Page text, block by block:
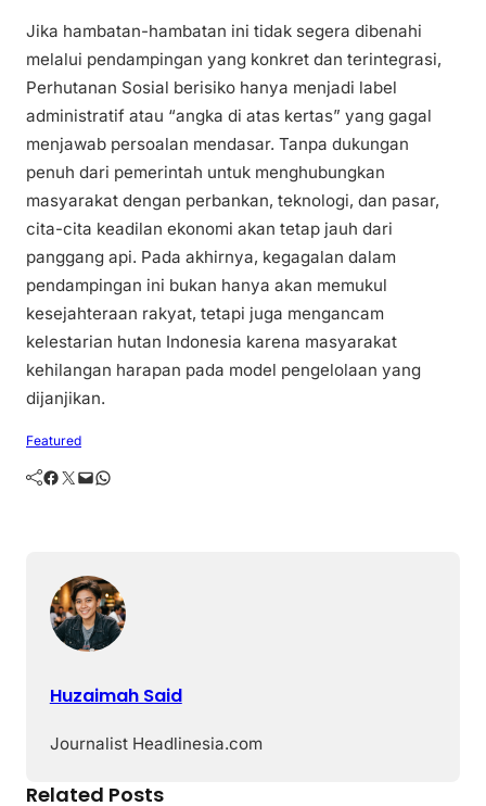
Jika hambatan-hambatan ini tidak segera dibenahi
melalui pendampingan yang konkret dan terintegrasi,
Perhutanan Sosial berisiko hanya menjadi label
administratif atau “angka di atas kertas” yang gagal
menjawab persoalan mendasar. Tanpa dukungan
penuh dari pemerintah untuk menghubungkan
masyarakat dengan perbankan, teknologi, dan pasar,
cita-cita keadilan ekonomi akan tetap jauh dari
panggang api. Pada akhirnya, kegagalan dalam
pendampingan ini bukan hanya akan memukul
kesejahteraan rakyat, tetapi juga mengancam
kelestarian hutan Indonesia karena masyarakat
kehilangan harapan pada model pengelolaan yang
dijanjikan.
Featured
Facebook Twitter Mail WhatsApp
Huzaimah Said
Journalist Headlinesia.com
Related Posts